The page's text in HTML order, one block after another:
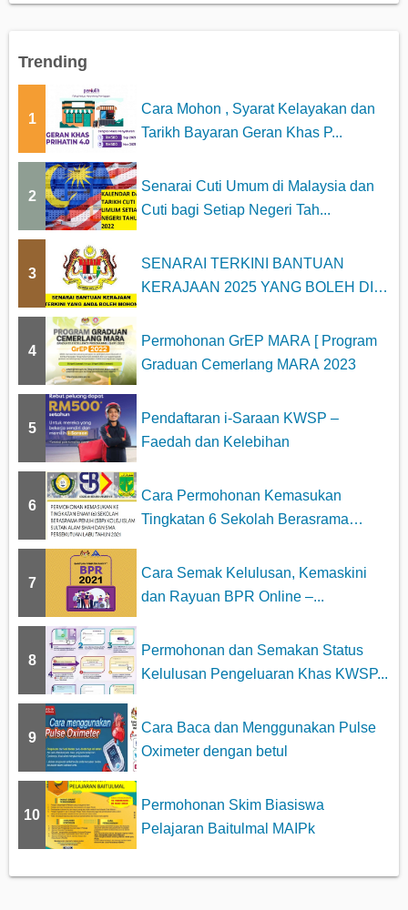
Trending
1
Cara Mohon , Syarat Kelayakan dan
Tarikh Bayaran Geran Khas P...
2
Senarai Cuti Umum di Malaysia dan
Cuti bagi Setiap Negeri Tah...
3
SENARAI TERKINI BANTUAN
KERAJAAN 2025 YANG BOLEH DI
4
Permohonan GrEP MARA [ Program
Graduan Cemerlang MARA 2023
5
Pendaftaran i-Saraan KWSP –
Faedah dan Kelebihan
6
Cara Permohonan Kemasukan
Tingkatan 6 Sekolah Berasrama
7
Cara Semak Kelulusan, Kemaskini
dan Rayuan BPR Online –...
8
Permohonan dan Semakan Status
Kelulusan Pengeluaran Khas KWSP...
9
Cara Baca dan Menggunakan Pulse
Oximeter dengan betul
10
Permohonan Skim Biasiswa
Pelajaran Baitulmal MAIPk